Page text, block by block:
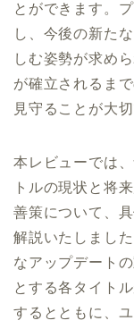
とができます。
し、今後の新た
しむ姿勢が求め
が確立されるま
見守ることが大
本レビューでは
トルの現状と将
善策について、
解説いたしまし
なアップデート
とする各タイト
するとともに、